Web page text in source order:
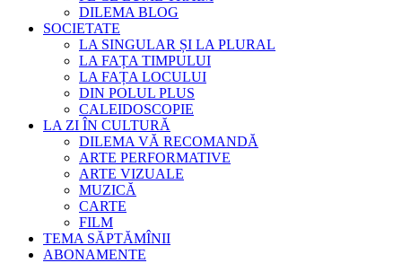
DILEMA BLOG
SOCIETATE
LA SINGULAR ȘI LA PLURAL
LA FAȚA TIMPULUI
LA FAȚA LOCULUI
DIN POLUL PLUS
CALEIDOSCOPIE
LA ZI ÎN CULTURĂ
DILEMA VĂ RECOMANDĂ
ARTE PERFORMATIVE
ARTE VIZUALE
MUZICĂ
CARTE
FILM
TEMA SĂPTĂMÎNII
ABONAMENTE